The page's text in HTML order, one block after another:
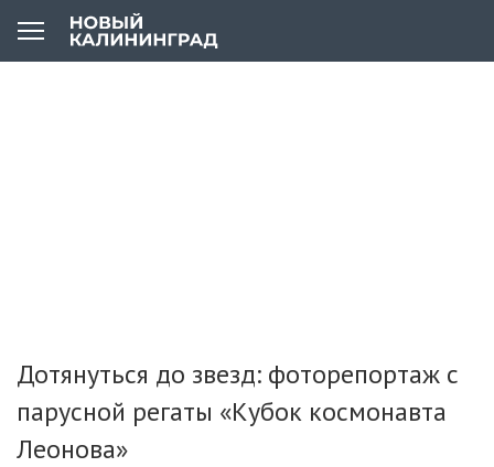
Дотянуться до звезд: фоторепортаж с
парусной регаты «Кубок космонавта
Леонова»